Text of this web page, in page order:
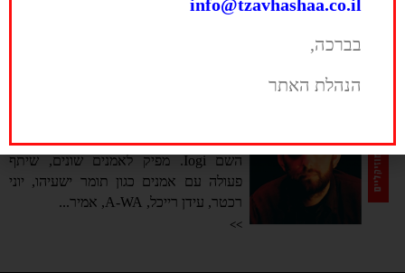
אלבום סולו בעברית, ואלבום באנגלית תחת
השם Iogi. מפיק לאמנים שונים, שיתף
פעולה עם אמנים כגון תומר ישעיהו, יוני
רכטר, עידן רייכל, A-WA, אמיר...
>>
info@tzavhashaa.co.il
בברכה,
הנהלת האתר